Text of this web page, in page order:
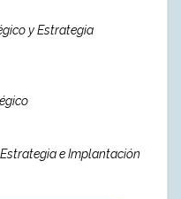
y Estrategia
e Implantación